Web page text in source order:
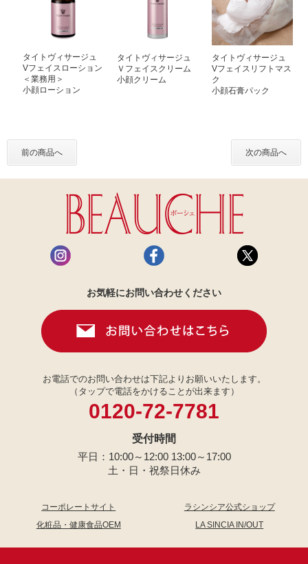
タイトヴィサージュ
Vフェイスローション
＜業務用＞
小顔ローション
タイトヴィサージュ
Ｖフェイスクリーム
小顔クリーム
タイトヴィサージュ
Vフェイスリフトマス
ク
小顔石膏パック
前の商品へ 次の商品へ
お気軽にお問い合わせください
お電話でのお問い合わせは下記よりお願いいたします。
（タップで電話をかけることが出来ます）
0120-72-7781
受付時間
平日：10:00～12:00 13:00～17:00
土・日・祝祭日休み
コーポレートサイト
ラシンシア公式ショップ
化粧品・健康食品OEM
LA SINCIA IN/OUT